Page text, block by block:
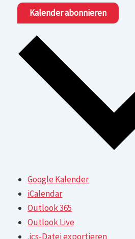
Kalender abonnieren
Google Kalender
iCalendar
Outlook 365
Outlook Live
.ics-Datei exportieren